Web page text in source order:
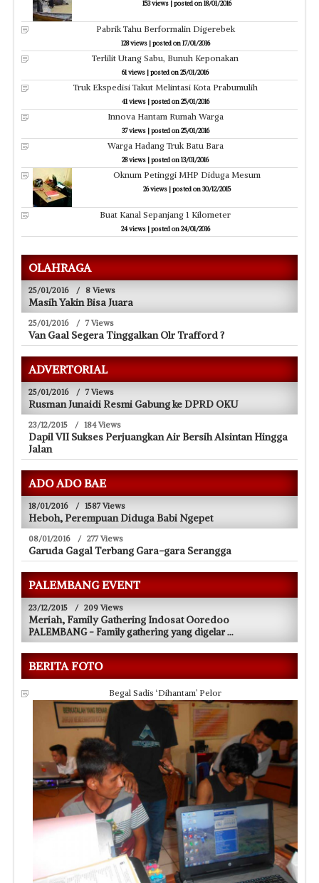
153 views|posted on 18/01/2016
Pabrik Tahu Berformalin Digerebek
128 views|posted on 17/01/2016
Terlilit Utang Sabu, Bunuh Keponakan
61 views |posted on 25/01/2016
Truk Ekspedisi Takut Melintasi Kota Prabumulih
41 views|posted on 25/01/2016
Innova Hantam Rumah Warga
37 views|posted on 25/01/2016
Warga Hadang Truk Batu Bara
28 views |posted on 13/01/2016
Oknum Petinggi MHP Diduga Mesum
26 views|posted on 30/12/2015
Buat Kanal Sepanjang 1 Kilometer
24 views|posted on 24/01/2016
OLAHRAGA
25/01/2016 / 8 Views
Masih Yakin Bisa Juara
25/01/2016 / 7 Views
Van Gaal Segera Tinggalkan Olr Trafford ?
ADVERTORIAL
25/01/2016 / 7 Views
Rusman Junaidi Resmi Gabung ke DPRD OKU
23/12/2015 / 184 Views
Dapil VII Sukses Perjuangkan Air Bersih Alsintan Hingga
Jalan
ADO ADO BAE
18/01/2016 / 1587 Views
Heboh, Perempuan Diduga Babi Ngepet
08/01/2016 / 277 Views
Garuda Gagal Terbang Gara-gara Serangga
PALEMBANG EVENT
23/12/2015 / 209 Views
Meriah, Family Gathering Indosat Ooredoo
PALEMBANG - Family gathering yang digelar...
BERITA FOTO
Begal Sadis ‘Dihantam’ Pelor